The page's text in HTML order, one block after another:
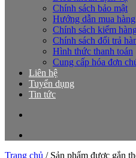
Chính sách bảo mật
Hướng dẫn mua hàng
Chính sách kiểm hàng
Chính sách đổi trả
Hình thức thanh toán
Cung cấp hóa đơn
Liên hệ
Tuyển dụng
Tin tức
Trang chủ /Sản phẩm được gắn